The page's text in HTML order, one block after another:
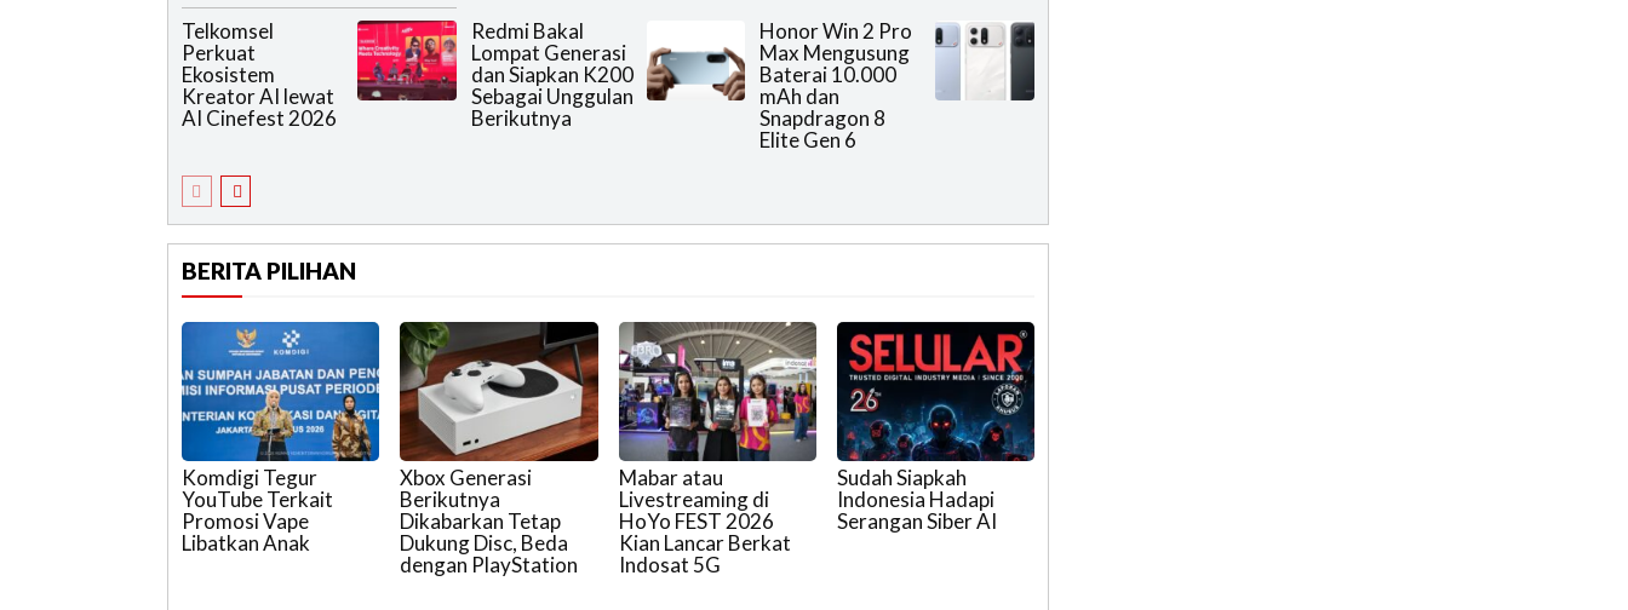
Telkomsel
Perkuat
Ekosistem
Kreator AI lewat
AI Cinefest 2026
Redmi Bakal
Lompat Generasi
dan Siapkan K200
Sebagai Unggulan
Berikutnya
Honor Win 2 Pro
Max Mengusung
Baterai 10.000
mAh dan
Snapdragon 8
Elite Gen 6
BERITA PILIHAN
Komdigi Tegur
YouTube Terkait
Promosi Vape
Libatkan Anak
Xbox Generasi
Berikutnya
Dikabarkan Tetap
Dukung Disc, Beda
dengan PlayStation
Mabar atau
Livestreaming di
HoYo FEST 2026
Kian Lancar Berkat
Indosat 5G
Sudah Siapkah
Indonesia Hadapi
Serangan Siber AI